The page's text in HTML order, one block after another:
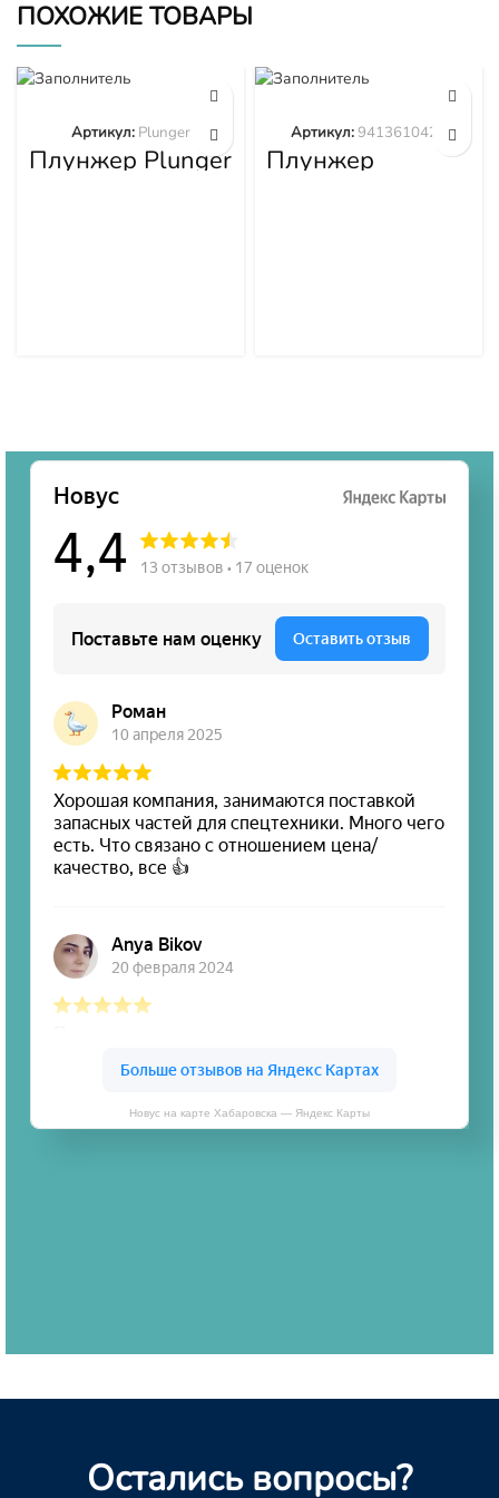
ПОХОЖИЕ ТОВАРЫ
Плунжер Plunger
Артикул: Plunger
Плунжер
9413610423
Артикул:9413610423
Новус на карте Хабаровска — Яндекс Карты
Остались вопросы?